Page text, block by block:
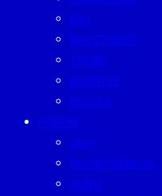
ESG
INVESTMENT
TREND
BUSINESS
PEOPLE
FORUM
CEO
ENTREPRENEUR
GURU